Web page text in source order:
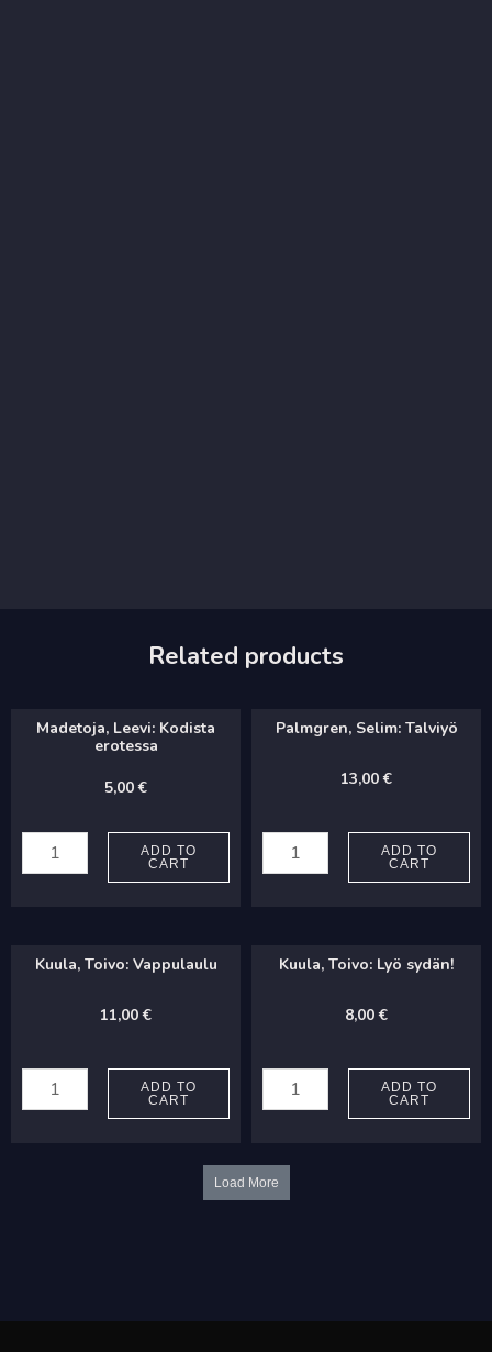
Related products
Madetoja, Leevi: Kodista
erotessa
5,00€
Leevi:
ADD TO
CART
Palmgren, Selim: Talviyö
13,00€
Selim:
ADD TO
CART
Kuula, Toivo: Vappulaulu
11,00€
Toivo:
Vappulaulu
ADD TO
CART
Kuula, Toivo: Lyö sydän!
8,00€
Toivo:
quantity
ADD TO
CART
Load More